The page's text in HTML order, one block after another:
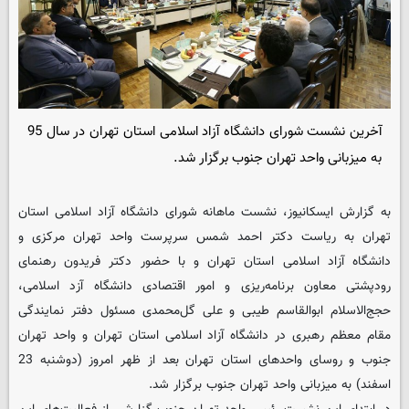
آخرین نشست شورای دانشگاه آزاد اسلامی استان تهران در سال 95
به میزبانی واحد تهران جنوب برگزار شد.
به گزارش ایسکانیوز، نشست ماهانه شورای دانشگاه آزاد اسلامی استان
تهران به ریاست دکتر احمد شمس سرپرست واحد تهران مرکزی و
دانشگاه آزاد اسلامی استان تهران و با حضور دکتر فریدون رهنمای
رودپشتی معاون برنامه‌ریزی و امور اقتصادی دانشگاه آزد اسلامی،
حجج‌الاسلام ابوالقاسم طیبی و علی گل‌محمدی مسئول دفتر نمایندگی
مقام معظم رهبری در دانشگاه آزاد اسلامی استان تهران و واحد تهران
جنوب و روسای واحدهای استان تهران بعد از ظهر امروز (دوشنبه 23
اسفند) به میزبانی واحد تهران جنوب برگزار شد.